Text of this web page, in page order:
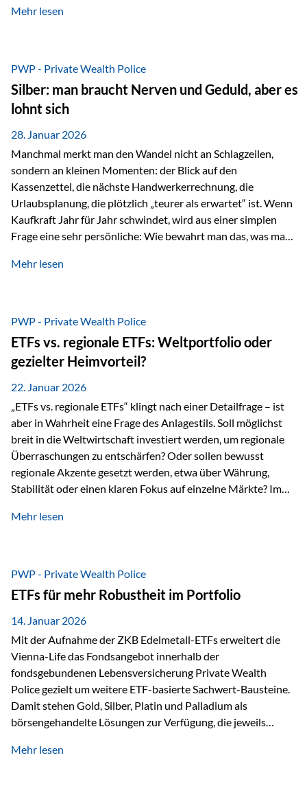
starken Anstiegen. Diese verändern jedoch nicht die
von geopolitischen Spannungen, einer stark ausgeweiteten
Geldmenge sowie strukturellen Verschiebungen an den
Kapitalmärkten geprägt ist, bleibt Gold ein bewährter Anker.
Nicht, weil…
Mehr lesen
PWP - Private Wealth Police
Silber: man braucht Nerven und Geduld, aber es
lohnt sich
28. Januar 2026
Manchmal merkt man den Wandel nicht an Schlagzeilen,
sondern an kleinen Momenten: der Blick auf den
Kassenzettel, die nächste Handwerkerrechnung, die
Urlaubsplanung, die plötzlich „teurer als erwartet“ ist. Wenn
Kaufkraft Jahr für Jahr schwindet, wird aus einer simplen
Frage eine sehr persönliche: Wie bewahrt man das, was man
Sachwerten mit einer Investition in Sachwerte zu
gerade dann, wenn Märkte nervös werden,…
Mehr lesen
PWP - Private Wealth Police
ETFs vs. regionale ETFs: Weltportfolio oder
gezielter Heimvorteil?
22. Januar 2026
„ETFs vs. regionale ETFs“ klingt nach einer Detailfrage – ist
aber in Wahrheit eine Frage des Anlagestils. Soll möglichst
breit in die Weltwirtschaft investiert werden, um regionale
Überraschungen zu entschärfen? Oder sollen bewusst
regionale Akzente gesetzt werden, etwa über Währung,
Stabilität oder einen klaren Fokus auf einzelne Märkte? Im
Wealth Police der Vienna-Life lassen sich beide Ansätze
Risikostreuung, Inflationsrobustheit und Stabilisierung. 1)
Die Philosophiefrage: breit oder bewusst? Global investieren
bedeutet: Das Portfolio bildet die Weltmärkte möglichst
breit ab, ohne die…
Mehr lesen
PWP - Private Wealth Police
ETFs für mehr Robustheit im Portfolio
14. Januar 2026
Mit der Aufnahme der ZKB Edelmetall-ETFs erweitert die
Vienna-Life das Fondsangebot innerhalb der
fondsgebundenen Lebensversicherung Private Wealth
Police gezielt um weitere ETF-basierte Sachwert-Bausteine.
Damit stehen Gold, Silber, Platin und Palladium als
börsengehandelte Lösungen zur Verfügung, die jeweils
dabei nicht auf einzelnen Marktmeinungen, sondern auf
Mehr lesen